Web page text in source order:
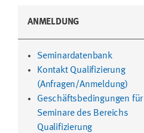
ANMELDUNG
Seminardatenbank
Kontakt Qualifizierung
(Anfragen/Anmeldung)
Geschäftsbedingungen für
Seminare des Bereichs
Qualifizierung